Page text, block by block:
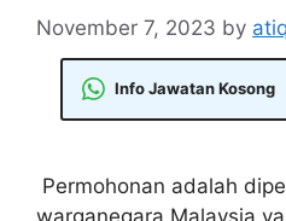
November 7, 2023 by
Info Jawatan Kosong
Permohonan adalah
warganegara Malaysia